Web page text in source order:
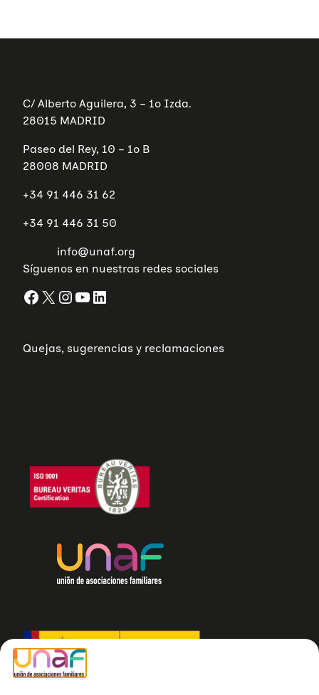
C/ Alberto Aguilera, 3 – 1º Izda.
28015 MADRID
Paseo del Rey, 10 – 1º B
28008 MADRID
+34 91 446 31 62
+34 91 446 31 50
info@unaf.org
Síguenos en nuestras redes sociales
Facebook X InstagramYouTube LinkedIn
Quejas, sugerencias y reclamaciones